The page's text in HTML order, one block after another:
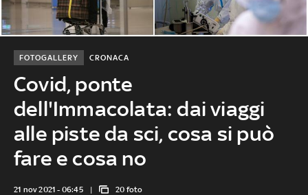
Covid, ponte
dell'Immacolata: dai viaggi
alle piste da sci, cosa si può
fare e cosa no
CRONACA
FOTOGALLERY
21 nov 2021 - 06:45 20 foto